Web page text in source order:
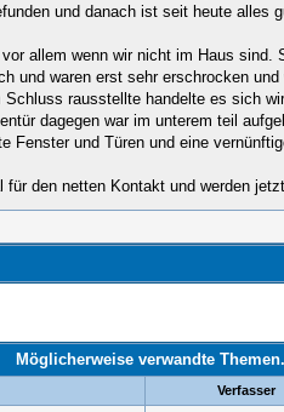
und danach ist seit heute alles
allem wenn wir nicht im Haus
und waren erst sehr erschrocken
rausstellte handelte es sich
dagegen war im unterem teil
und Türen und eine
den netten Kontakt und werden
Möglicherweise verwandte
Verfasser